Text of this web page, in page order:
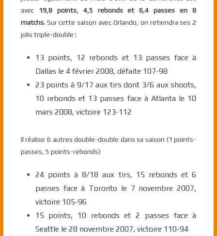
avec 19,8 points, 4,5 rebonds et 6,4 passes en 8
matchs.Sur cette saison avec Orlando, on retiendra ses 2
jolis triple-double :
13 points, 12 rebonds et 13 passes face à
Dallas le 4 février 2008, défaite 107-98
23 points à 9/17 aux tirs dont 3/6 aux shoots,
10 rebonds et 13 passes face à Atlanta le 10
mars 2008, victoire 123-112
Il réalise 6 autres double-double dans sa saison (1 points-
passes, 5 points-rebonds)
24 points à 8/18 aux tirs, 15 rebonds et 6
passes face à Toronto le 7 novembre 2007,
victoire 105-96
15 points, 10 rebonds et 2 passes face à
Seattle le 28 novembre 2007, victoire 110-94